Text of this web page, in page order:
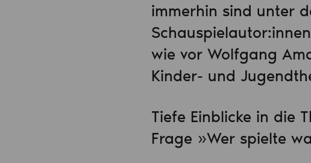
immerhin sind unter
wie vor Wolfgang
Kinder- und
Tiefe Einblicke in die
Frage »Wer spielte